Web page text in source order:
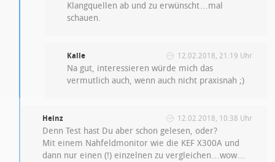
Klangquellen ab und zu erwünscht…mal
schauen.
Kalle 12.02.2018, 21:19 Uhr
Na gut, interessieren würde mich das
vermutlich auch, wenn auch nicht praxisnah ;)
Heinz 12.02.2018, 10:38 Uhr
Denn Test hast Du aber schon gelesen, oder?
Mit einem Nahfeldmonitor wie die KEF X300A und
dann nur einen (!) einzelnen zu vergleichen…wow…